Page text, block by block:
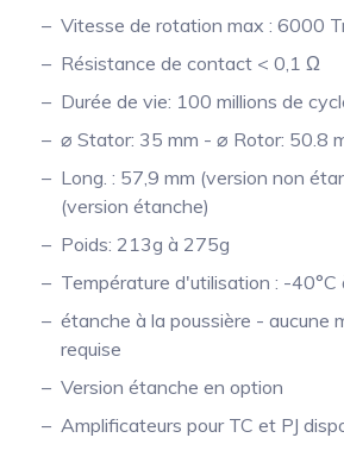
Vitesse de rotation max : 6000
Résistance de contact < 0,1 Ω
Durée de vie: 100 millions de
⌀ Stator: 35 mm - ⌀ Rotor: 50.8
Long. : 57,9 mm (version non
(version étanche)
Poids: 213g à 275g
Température d'utilisation : -40°C
étanche à la poussière - aucune
requise
Version étanche en option
Amplificateurs pour TC et PJ